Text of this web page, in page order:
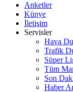
Anketler
Künye
İletişim
Servisler
Hava
Trafik
Süper
Tüm
Son
Haber